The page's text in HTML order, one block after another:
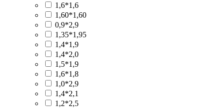
1,6*1,6
1,60*1,60
0,9*2,9
1,35*1,95
1,4*1,9
1,4*2,0
1,5*1,9
1,6*1,8
1,0*2,9
1,4*2,1
1,2*2,5